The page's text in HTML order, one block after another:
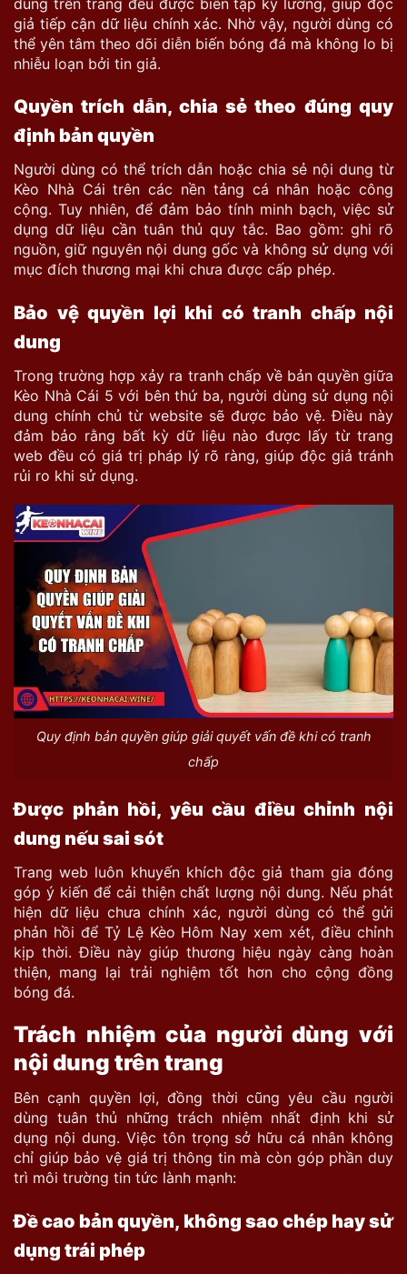
giả tiếp cận dữ liệu chính xác. Nhờ vậy, người dùng có
thể yên tâm theo dõi diễn biến bóng đá mà không lo bị
nhiễu loạn bởi tin giả.
Quyền trích dẫn, chia sẻ theo đúng quy
định bản quyền
Người dùng có thể trích dẫn hoặc chia sẻ nội dung từ
Kèo Nhà Cái trên các nền tảng cá nhân hoặc công
cộng. Tuy nhiên, để đảm bảo tính minh bạch, việc sử
dụng dữ liệu cần tuân thủ quy tắc. Bao gồm: ghi rõ
nguồn, giữ nguyên nội dung gốc và không sử dụng với
mục đích thương mại khi chưa được cấp phép.
Bảo vệ quyền lợi khi có tranh chấp nội
dung
Trong trường hợp xảy ra tranh chấp về bản quyền giữa
Kèo Nhà Cái 5 với bên thứ ba, người dùng sử dụng nội
dung chính chủ từ website sẽ được bảo vệ. Điều này
đảm bảo rằng bất kỳ dữ liệu nào được lấy từ trang
web đều có giá trị pháp lý rõ ràng, giúp độc giả tránh
rủi ro khi sử dụng.
Quy định bản quyền giúp giải quyết vấn đề khi có tranh
chấp
Được phản hồi, yêu cầu điều chỉnh nội
dung nếu sai sót
Trang web luôn khuyến khích độc giả tham gia đóng
góp ý kiến để cải thiện chất lượng nội dung. Nếu phát
hiện dữ liệu chưa chính xác, người dùng có thể gửi
phản hồi để Tỷ Lệ Kèo Hôm Nay xem xét, điều chỉnh
kịp thời. Điều này giúp thương hiệu ngày càng hoàn
thiện, mang lại trải nghiệm tốt hơn cho cộng đồng
bóng đá.
Trách nhiệm của người dùng với
nội dung trên trang
Bên cạnh quyền lợi, đồng thời cũng yêu cầu người
dùng tuân thủ những trách nhiệm nhất định khi sử
dụng nội dung. Việc tôn trọng sở hữu cá nhân không
chỉ giúp bảo vệ giá trị thông tin mà còn góp phần duy
trì môi trường tin tức lành mạnh:
Đề cao bản quyền, không sao chép hay sử
dụng trái phép